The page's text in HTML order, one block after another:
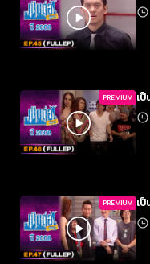
PREMIUM เ
PREMIUM เ